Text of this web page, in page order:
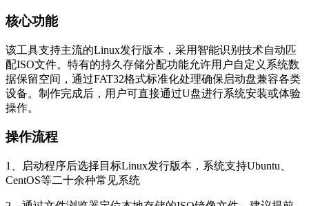
核心功能
该工具支持主流的Linux发行版本，采用智能识别技术自动匹
配ISO文件。特有的持久存储分配功能允许用户自定义系统数
据保留空间，通过FAT32格式标准化处理确保启动盘兼容各类
设备。制作完成后，用户可直接通过U盘进行系统安装或体验
操作。
操作流程
1、启动程序后选择目标Linux发行版本，系统支持Ubuntu、
CentOS等二十余种常见系统